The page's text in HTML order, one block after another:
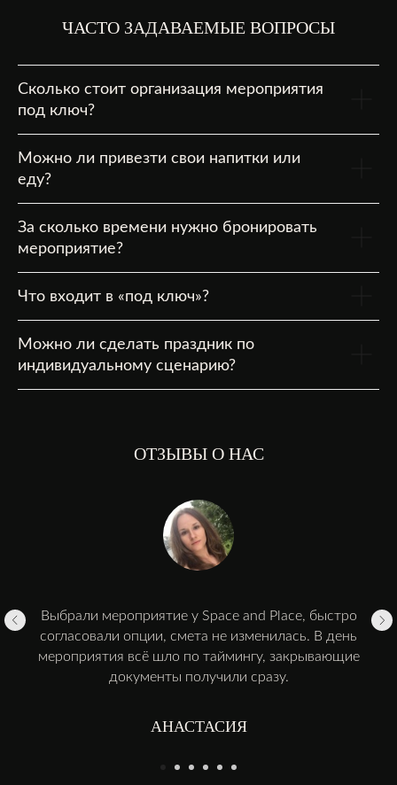
ЧАСТО ЗАДАВАЕМЫЕ ВОПРОСЫ
Сколько стоит организация мероприятия
под ключ?
Можно ли привезти свои напитки или
еду?
За сколько времени нужно бронировать
мероприятие?
Что входит в «под ключ»?
Можно ли сделать праздник по
индивидуальному сценарию?
ОТЗЫВЫ О НАС
Выбрали мероприятие у Space and Place, быстро
согласовали опции, смета не изменилась. В день
мероприятия всё шло по таймингу, закрывающие
документы получили сразу.
АНАСТАСИЯ